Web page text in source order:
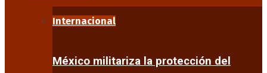
Internacional
México militariza la protección del